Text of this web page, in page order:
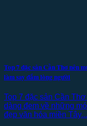
Top 7 đặc sản Cần Thơ nên
làm say đắm lòng người
Top 7 đặc sản Cần
dàng đem về những
đẹp văn hóa miền Tây...